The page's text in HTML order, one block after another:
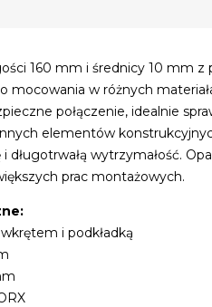
160 mm i średnicy 10 mm z
mocowania w różnych
połączenie, idealnie
elementów
długotrwałą wytrzymałość.
prac montażowych.
i podkładką